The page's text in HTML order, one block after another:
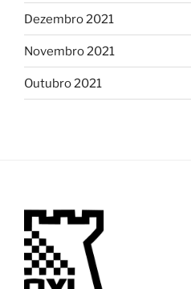
Dezembro 2021
Novembro 2021
Outubro 2021